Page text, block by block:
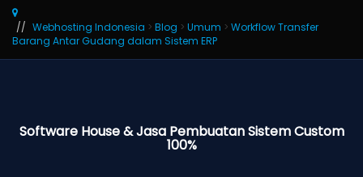
Webhosting Indonesia > Blog > Umum > Workflow Transfer
Barang Antar Gudang dalam Sistem ERP
Software House & Jasa Pembuatan Sistem Custom
100%